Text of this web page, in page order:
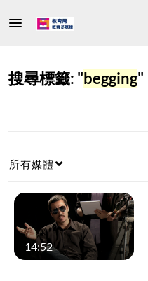
搜尋標籤: "begging"
所有媒體
14:52